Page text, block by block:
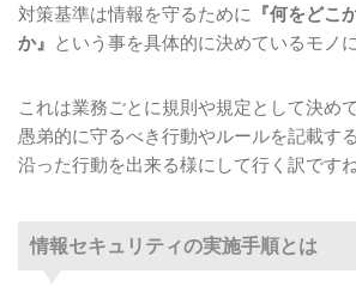
対策基準は情報を守るために 『何をどこ
か』 という事を具体的に決めているモノ
これは業務ごとに規則や規定として決め
愚弟的に守るべき行動やルールを記載す
沿った行動を出来る様にして行く訳ですね
情報セキュリティの実施手順とは